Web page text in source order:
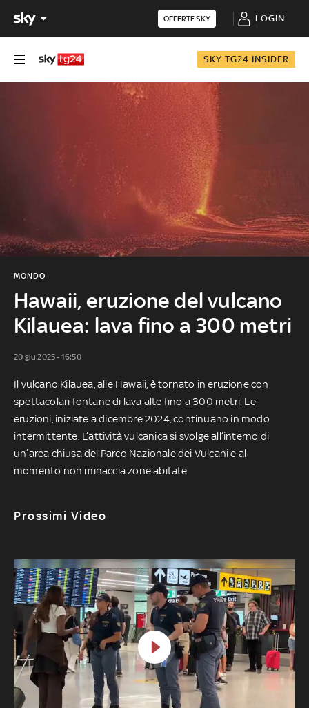
OFFERTE SKY LOGIN
SKY TG24 INSIDER
Hawaii, eruzione del vulcano
Kilauea: lava fino a 300 metri
MONDO
20 giu 2025 - 16:50
Il vulcano Kilauea, alle Hawaii, è tornato in eruzione con
spettacolari fontane di lava alte fino a 300 metri. Le
eruzioni, iniziate a dicembre 2024, continuano in modo
intermittente. L’attività vulcanica si svolge all’interno di
un’area chiusa del Parco Nazionale dei Vulcani e al
momento non minaccia zone abitate
Prossimi Video